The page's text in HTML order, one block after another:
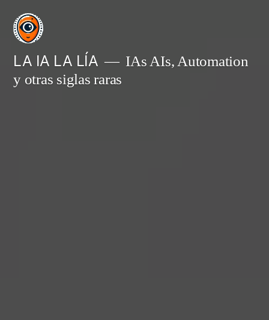
Saltar
contenido
LA IA LA LÍA
IAs AIs, Automation
y otras siglas raras